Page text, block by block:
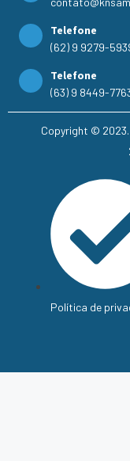
Telefone
(62) 9 9279-
Telefone
(63) 9 8449-
Copyright ©
Política de